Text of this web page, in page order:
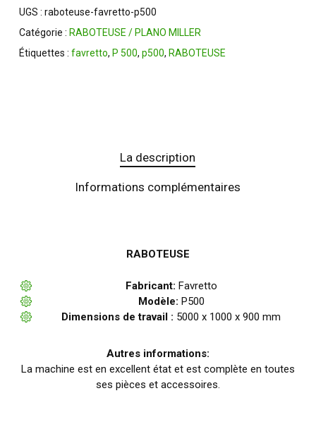
UGS : raboteuse-favretto-p500
Catégorie : RABOTEUSE / PLANO MILLER
Étiquettes : favretto, P 500, p500, RABOTEUSE
La description
Informations complémentaires
RABOTEUSE
Fabricant: Favretto
Modèle: P500
Dimensions de travail : 5000 x 1000 x 900 mm
Autres informations:
La machine est en excellent état et est complète en toutes
ses pièces et accessoires.